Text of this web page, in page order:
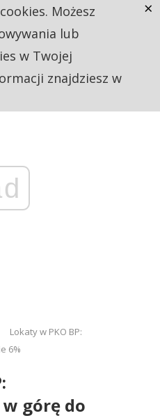
Lokaty w PKO BP:
6%
górę do
Możesz
lub
w Twojej
znajdziesz w
×